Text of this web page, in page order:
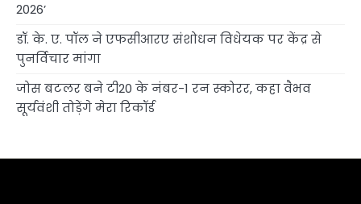
2026’
डॉ. के. ए. पॉल ने एफसीआरए संशोधन विधेयक पर केंद्र से
पुनर्विचार मांगा
जोस बटलर बने टी20 के नंबर-1 रन स्कोरर, कहा वैभव
सूर्यवंशी तोड़ेंगे मेरा रिकॉर्ड